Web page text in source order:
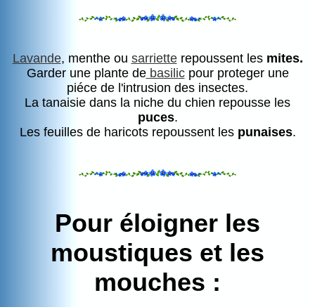
Lavande, menthe ou sarrietterepoussent les mites.
Garder une plante debasilicpour proteger une
piéce de l'intrusion des insectes.
La tanaisie dans la niche du chien repousse les
puces.
Les feuilles de haricots repoussent les punaises.
Pour éloigner les
moustiques et les
mouches :